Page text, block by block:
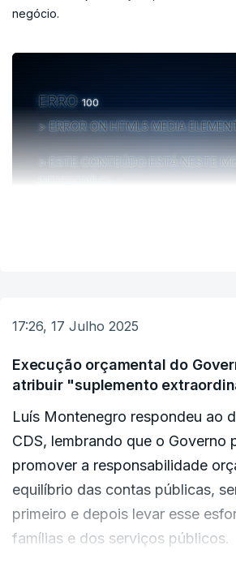
negócio.
ERRO100
ERROR ON HTML5 MEDIA
ESTE CONTEÚDO ESTÁ NESTE
INDISPONÍVEL
17:26, 17 Julho 2025
Execução orçamental do
atribuir "suplemento
Luís Montenegro respondeu ao
CDS, lembrando que o Governo
promover a responsabilidade
equilíbrio das contas públicas,
primeiro e depois levar esse
famílias e dos serviços públicos.